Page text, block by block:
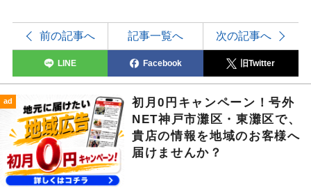
前の記事へ 記事一覧へ 次の記事へ
LINE Facebook 旧Twitter
ad
初月0円キャンペーン！号外
NET神戸市灘区・東灘区で、
貴店の情報を地域のお客様へ
届けませんか？